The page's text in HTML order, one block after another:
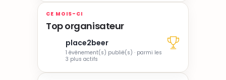
CE MOIS-CI
Top organisateur
place2beer
1 événement(s) publié(s) · parmi les
3 plus actifs